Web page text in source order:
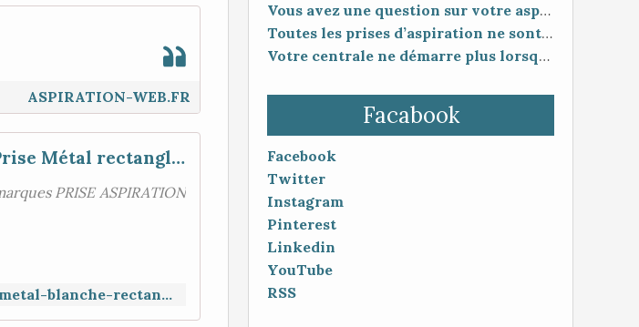
Vous avez une question sur votre aspiration centralisée ?
Toutes les prises d’aspiration ne sont pas forcément compatibles entre elles.
Votre centrale ne démarre plus lorsque vous branchez le flexible ?
Facabook
Facebook
Twitter
Instagram
Pinterest
Linkedin
YouTube
RSS
ASPIRATION-WEB.FR
Prise Métal rectangle clapet rond , aspiration centralisée
PRISE ASPIRATION
https://www.aspiration-web.fr/prise-rectangle/1189-prise-metal-blanche-rectangle-clapet-rond.html